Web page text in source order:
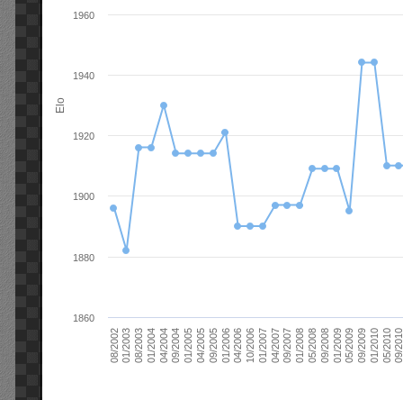
Elo
08/200201/200308/200301/200404/200409/200401/200504/200509/200501/200604/200610/200601/200704/200709/200701/200805/200809/200801/200905/200909/200901/201005/201009/
1860
1880
1900
1920
1940
1960